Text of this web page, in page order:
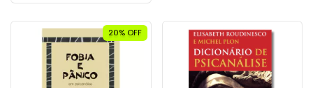
20% OFF